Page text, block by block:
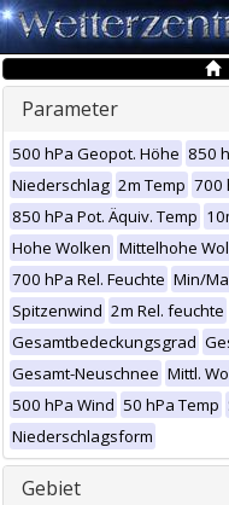
Parameter
500 hPa Geopot. Höhe 850
Niederschlag 2m Temp 700
850 hPa Pot. Äquiv. Temp
Hohe Wolken Mittelhohe
700 hPa Rel. Feuchte Min/
Spitzenwind 2m Rel. feuchte
Gesamtbedeckungsgrad
Gesamt-Neuschnee Mittl.
500 hPa Wind 50 hPa Temp
Niederschlagsform
Gebiet